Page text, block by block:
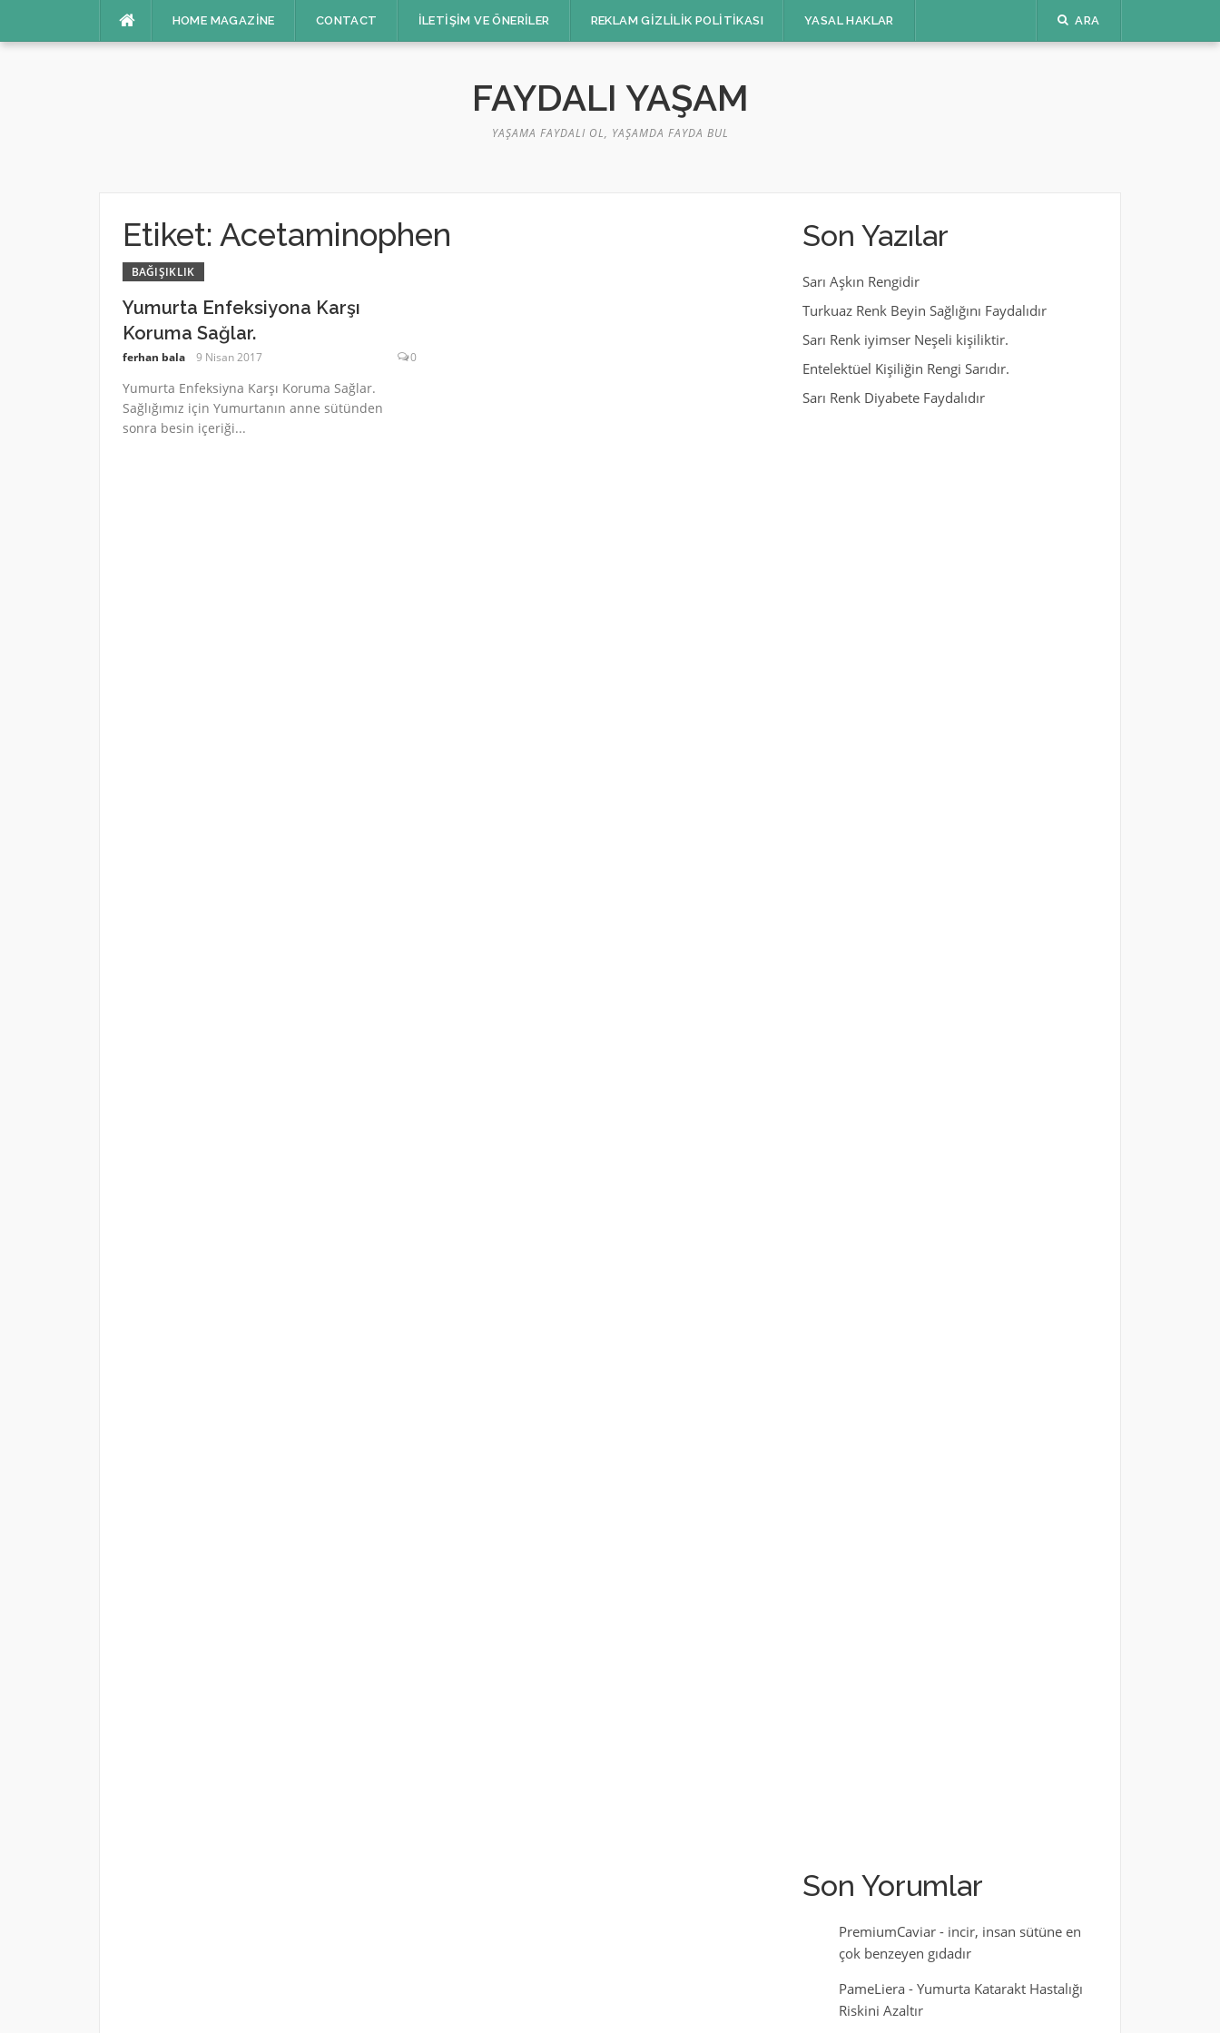
HOME MAGAZINE CONTACT İLETIŞIM VE ÖNERILER REKLAM GIZLILIK POLITIKASI YASAL HAKLAR ARA
FAYDALI YAŞAM
YAŞAMA FAYDALI OL, YAŞAMDA FAYDA BUL
Etiket: Acetaminophen
BAĞIŞIKLIK
Yumurta Enfeksiyona Karşı
Koruma Sağlar.
ferhan bala 9 Nisan 2017 0
Yumurta Enfeksiyna Karşı Koruma Sağlar.
Sağlığımız için Yumurtanın anne sütünden
sonra besin içeriği...
Son Yazılar
Sarı Aşkın Rengidir
Turkuaz Renk Beyin Sağlığını Faydalıdır
Sarı Renk iyimser Neşeli kişiliktir.
Entelektüel Kişiliğin Rengi Sarıdır.
Sarı Renk Diyabete Faydalıdır
Son Yorumlar
PremiumCaviar- incir, insan sütüne en
çok benzeyen gıdadır
PameLiera - Yumurta Katarakt Hastalığı
Riskini Azaltır